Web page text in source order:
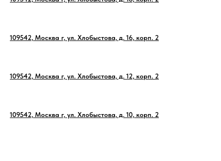
109542, Москва г, ул. Хлобыстова, д. 16, корп. 2
109542, Москва г, ул. Хлобыстова, д. 12, корп. 2
109542, Москва г, ул. Хлобыстова, д. 10, корп. 2